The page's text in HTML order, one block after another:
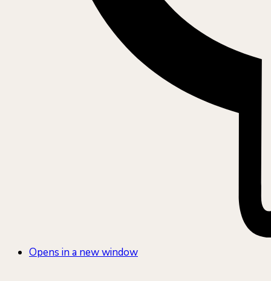
Opens in a new window